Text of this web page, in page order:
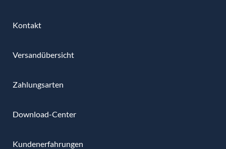
Kontakt
Versandübersicht
Zahlungsarten
Download-Center
Kundenerfahrungen